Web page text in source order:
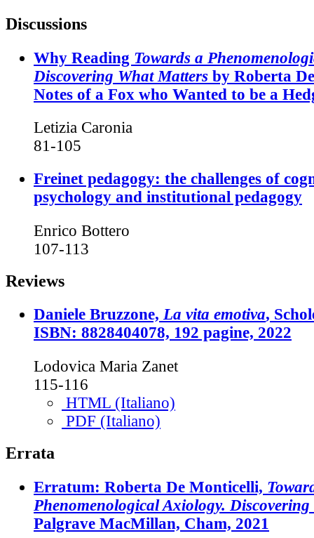
Discussions
Why Reading Towards a
Discovering What Matters by Roberta
Notes of a Fox who Wanted to be a
Letizia Caronia
81-105
Freinet pedagogy: the challenges of
psychology and institutional pedagogy
Enrico Bottero
107-113
Reviews
Daniele Bruzzone, La vita emotiva,
ISBN: 8828404078, 192 pagine, 2022
Lodovica Maria Zanet
115-116
HTML (Italiano)
PDF (Italiano)
Errata
Erratum: Roberta De Monticelli,
Phenomenological Axiology.
Palgrave MacMillan, Cham, 2021